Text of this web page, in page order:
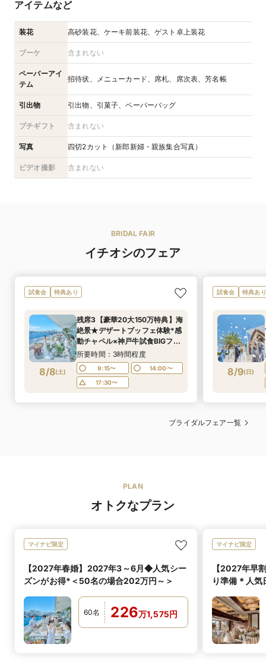
アイテムなど
装花 高砂装花、ケーキ前装花、ゲスト卓上装花
ブーケ 含まれない
ペーパーアイ
テム
招待状、メニューカード、席札、席次表、芳名帳
引出物 引出物、引菓子、ペーパーバッグ
プチギフト 含まれない
写真 四切2カット（新郎新婦・親族集合写真）
ビデオ撮影 含まれない
BRIDAL FAIR
イチオシのフェア
試食会 特典あり
8/8(土)
残席3【豪華20大150万特典】海
絶景★デザートブッフェ体験*感
動チャペル×神戸牛試食BIGフェ
ア★1件目来館限定で4万円相当
ペア宿泊券プレゼント★≪マイ
ナビ限定特典あり≫
所要時間：3時間程度
9:15〜
14:00〜
17:30〜
試食会 特典あり
8/9(日)
ブライダルフェア一覧
PLAN
オトクなプラン
マイナビ限定
【2027年春婚】2027年3～6月◆人気シー
ズンがお得*＜50名の場合202万円～＞
60名 226万1,575円
マイナビ限定
【2027年早
り準備＊人